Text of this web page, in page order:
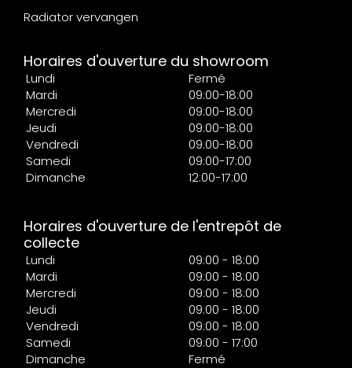
Radiator vervangen
Horaires d'ouverture du showroom
Lundi
Fermé
Mardi
09:00-18:00
Mercredi
09:00-18:00
Jeudi
09:00-18:00
Vendredi
09:00-18:00
Samedi
09:00-17:00
Dimanche
12:00-17:00
Horaires d'ouverture de l'entrepôt de
collecte
Lundi
09:00 - 18:00
Mardi
09:00 - 18:00
Mercredi
09:00 - 18:00
Jeudi
09:00 - 18:00
Vendredi
09:00 - 18:00
Samedi
09:00 - 17:00
Dimanche
Fermé